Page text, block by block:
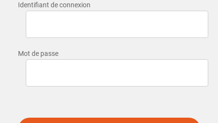
Identifiant de connexion
Mot de passe